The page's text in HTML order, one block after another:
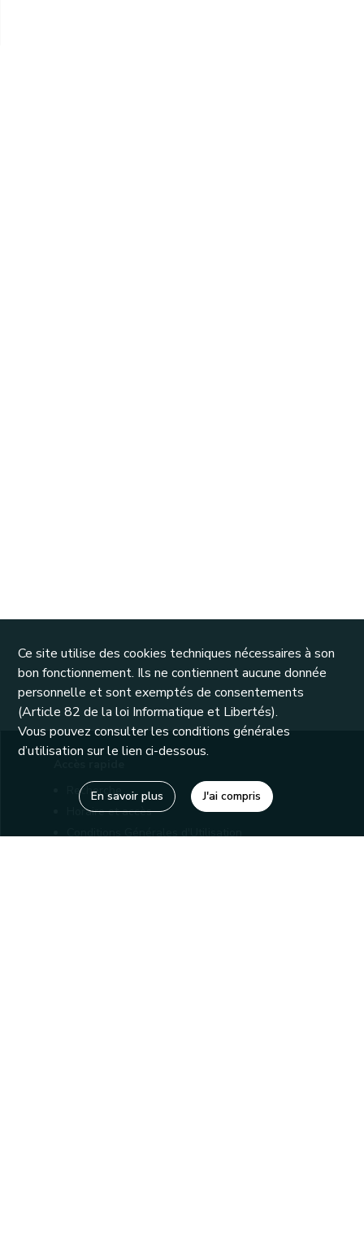
Recherche
Horaire et accès
Conditions Générales d'Utilisation
Ce site utilise des cookies techniques nécessaires à son
bon fonctionnement. Ils ne contiennent aucune donnée
personnelle et sont exemptés de consentements
(Article 82 de la loi Informatique et Libertés).
Vous pouvez consulter les conditions générales
d’utilisation sur le lien ci-dessous.
En savoir plus J'ai compris